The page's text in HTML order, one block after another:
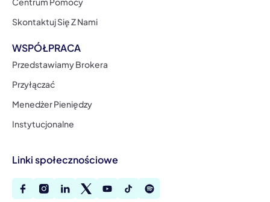
Skontaktuj Się Z Nami
WSPÓŁPRACA
Przedstawiamy Brokera
Przyłączać
Menedżer Pieniędzy
Instytucjonalne
Linki społecznościowe